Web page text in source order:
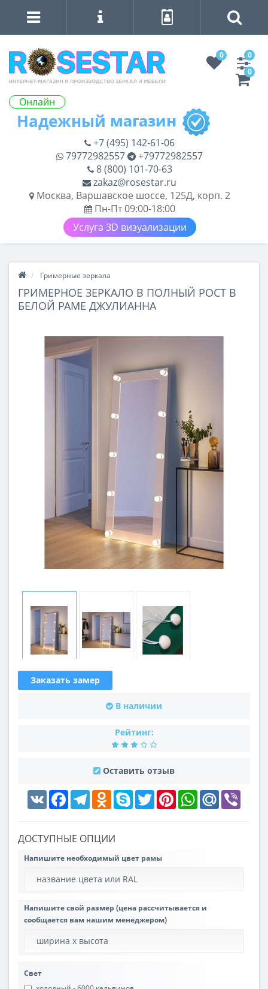
Онлайн
0
0
0
+7 (495) 142-61-06
79772982557
+79772982557
8 (800) 101-70-63
zakaz@rosestar.ru
Москва, Варшавское шоссе, 125Д, корп. 2
Пн-Пт 09:00-18:00
Услуга 3D визуализации
Гримерные зеркала
ГРИМЕРНОЕ ЗЕРКАЛО В ПОЛНЫЙ РОСТ В
БЕЛОЙ РАМЕ ДЖУЛИАННА
Заказать замер
В наличии
Рейтинг:
Оставить отзыв
VK FacebookTelegramOdnoklassniki
Skype Twitter PinterestWhatsAppMail.Ru
ДОСТУПНЫЕ ОПЦИИ
Напишите необходимый цвет рамы
Напишите свой размер (цена рассчитывается и
сообщается вам нашим менеджером)
Свет